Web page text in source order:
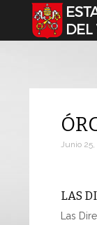
Seleccione su
Junio
LAS
Las